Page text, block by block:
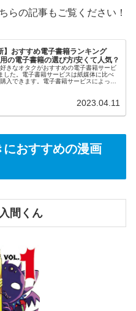
らの記事もご覧ください！
】おすすめ電子書籍ランキング
の電子書籍の選び方/安くて人気？
きなオタクがおすすめの電子書籍サービ
した。電子書籍サービスは紙媒体に比べ
入できます。電子書籍サービスによって
方は是非こちらをご覧ください！2023.04.11
におすすめの漫画
間くん